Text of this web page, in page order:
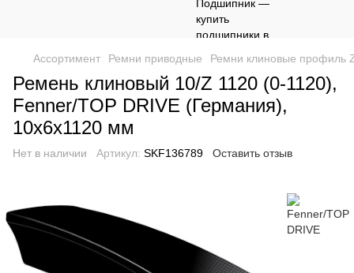
Ассортимент Ремни приводные Ремни клиновые профиль
Ремень клиновый 10/Z 1120 (0-1120),
Fenner/TOP DRIVE (Германия),
10х6х1120 мм
Нет в наличии Артикул: SKF136789 Оставить отзыв